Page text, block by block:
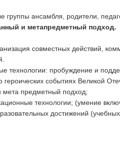
группы ансамбля, родители,
и метапредметный подход.
совместных действий,
технологии: пробуждение и
событиях Великой
мета предметный подход;
технологии; (умение
достижений